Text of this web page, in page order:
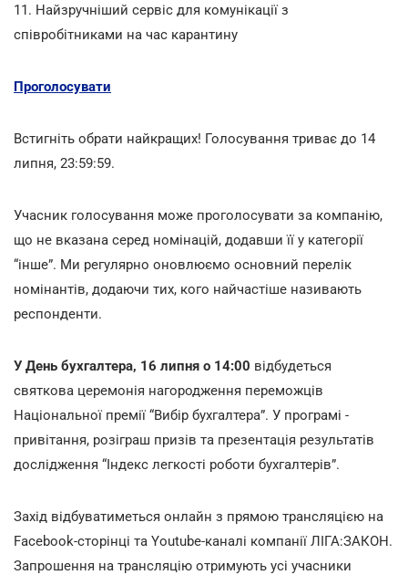
11. Найзручніший сервіс для комунікації з
співробітниками на час карантину
Проголосувати
Встигніть обрати найкращих! Голосування триває до 14
липня, 23:59:59.
Учасник голосування може проголосувати за компанію,
що не вказана серед номінацій, додавши її у категорії
“інше”. Ми регулярно оновлюємо основний перелік
номінантів, додаючи тих, кого найчастіше називають
респонденти.
У День бухгалтера, 16 липня о 14:00 відбудеться
святкова церемонія нагородження переможців
Національної премії “Вибір бухгалтера”. У програмі -
привітання, розіграш призів та презентація результатів
дослідження “Індекс легкості роботи бухгалтерів”.
Захід відбуватиметься онлайн з прямою трансляцією на
Facebook-сторінці та Youtube-каналі компанії ЛІГА:ЗАКОН.
Запрошення на трансляцію отримують усі учасники